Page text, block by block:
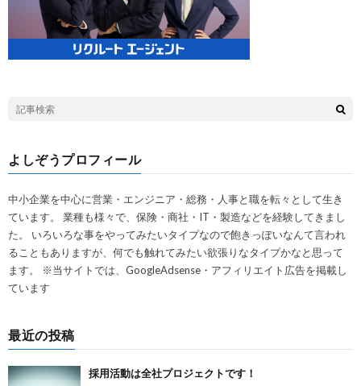
よしぞうプロフィール
中小企業を中心に営業・エンジニア・総務・人事と職を転々として生き
ています。 業種も様々で、保険・商社・IT・製造などを経験してきまし
た。 いろいろな事をやってみたいタイプなので飽きっぽいなんて言われ
ることもありますが、何でも触れてみたい欲張りなタイプかなと思って
ます。 ※当サイトでは、GoogleAdsense・アフィリエイト広告を掲載し
ています
最近の投稿
採用活動は全社プロジェクトです！